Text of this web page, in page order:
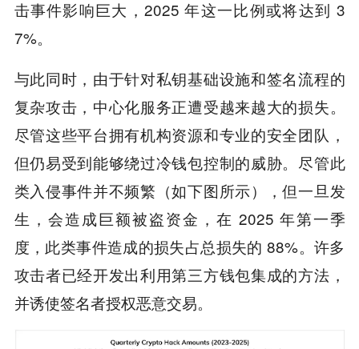
击事件影响巨大，2025 年这一比例或将达到 3
7%。
与此同时，由于针对私钥基础设施和签名流程的
复杂攻击，中心化服务正遭受越来越大的损失。
尽管这些平台拥有机构资源和专业的安全团队，
但仍易受到能够绕过冷钱包控制的威胁。尽管此
类入侵事件并不频繁（如下图所示），但一旦发
生，会造成巨额被盗资金，在 2025 年第一季
度，此类事件造成的损失占总损失的 88%。许多
攻击者已经开发出利用第三方钱包集成的方法，
并诱使签名者授权恶意交易。